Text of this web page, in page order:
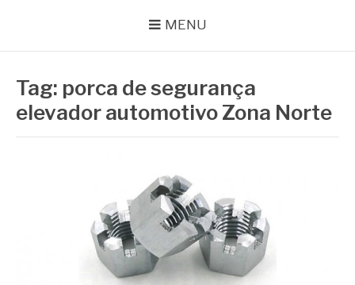
MENU
Tag: porca de segurança
elevador automotivo Zona Norte